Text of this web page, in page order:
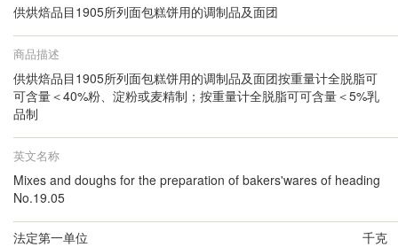
供烘焙品目1905所列面包糕饼用的调制品及面团
商品描述
供烘焙品目1905所列面包糕饼用的调制品及面团按重量计全脱脂可
可含量＜40%粉、淀粉或麦精制；按重量计全脱脂可可含量＜5%乳
品制
英文名称
Mixes and doughs for the preparation of bakers'wares of heading
No.19.05
法定第一单位
千克